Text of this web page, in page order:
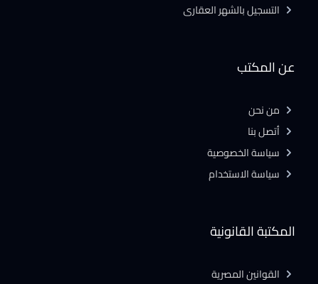
المكتبة القانونية
القوانين المصرية
عن المكتب
من نحن
أتصل بنا
سياسة الخصوصية
سياسة الاستخدام
التسجيل بالشهر العقارى